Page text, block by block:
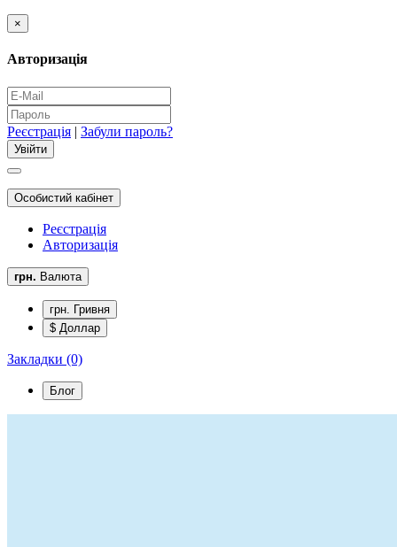
×
Авторизація
Реєстрація | Забули пароль?
Особистий кабінет
Реєстрація
Авторизація
грн. Валюта
грн. Гривня
$ Доллар
Закладки (0)
Блог